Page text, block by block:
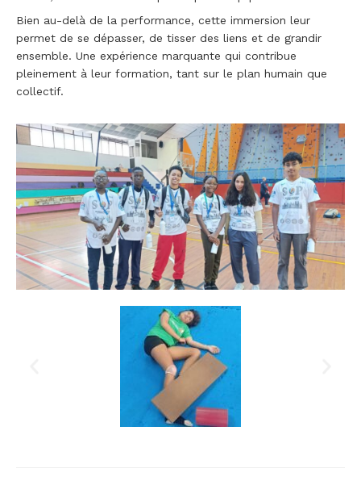
Bien au-delà de la performance, cette immersion leur
permet de se dépasser, de tisser des liens et de grandir
ensemble. Une expérience marquante qui contribue
pleinement à leur formation, tant sur le plan humain que
collectif.